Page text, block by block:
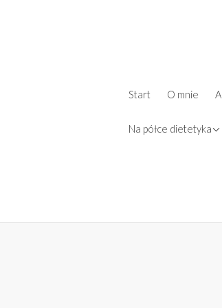
Start O mnie
Na półce dietetyka
książki